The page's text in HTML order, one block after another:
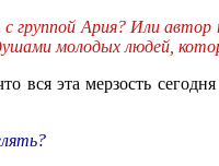
Ария? Или автор
молодых людей,
эта мерзость сегодня